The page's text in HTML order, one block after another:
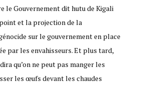
le Gouvernement dit hutu de Kigali
et la projection de la
sur le gouvernement en place
par les envahisseurs. Et plus tard,
qu’on ne peut pas manger les
les œufs devant les chaudes